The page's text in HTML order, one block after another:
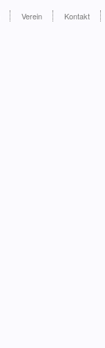
Verein Kontakt